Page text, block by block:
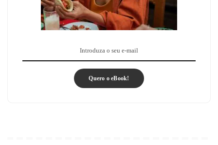
Quero o eBook!